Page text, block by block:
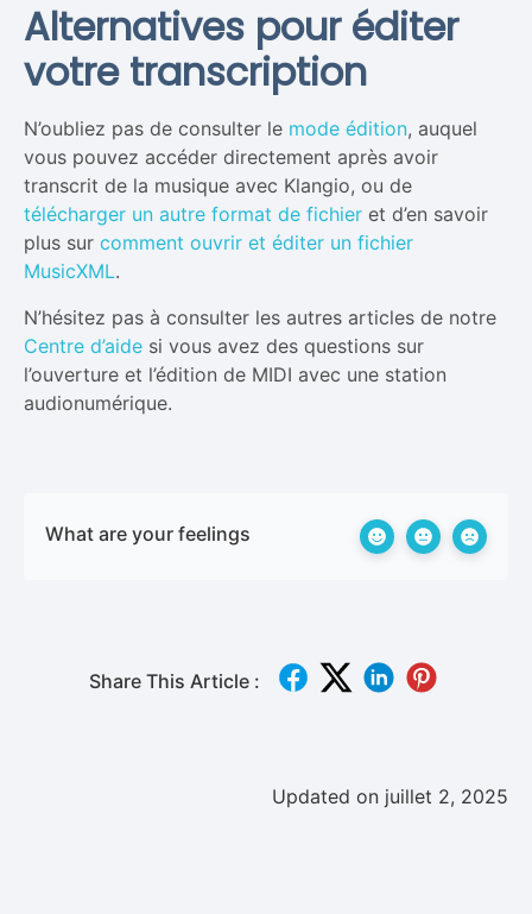
Alternatives pour éditer
votre transcription
N’oubliez pas de consulter le mode édition, auquel
vous pouvez accéder directement après avoir
transcrit de la musique avec Klangio, ou de
télécharger un autre format de fichier et d’en savoir
plus sur comment ouvrir et éditer un fichier
MusicXML.
N’hésitez pas à consulter les autres articles de notre
Centre d’aide si vous avez des questions sur
l’ouverture et l’édition de MIDI avec une station
audionumérique.
What are your feelings
Share This Article :
Updated on juillet 2, 2025